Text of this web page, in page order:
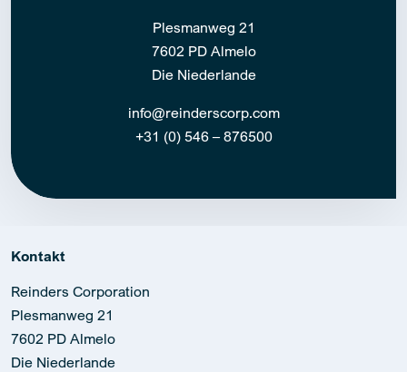
Plesmanweg 21
7602 PD Almelo
Die Niederlande
info@reinderscorp.com
+31 (0) 546 – 876500
Kontakt
Reinders Corporation
Plesmanweg 21
7602 PD Almelo
Die Niederlande